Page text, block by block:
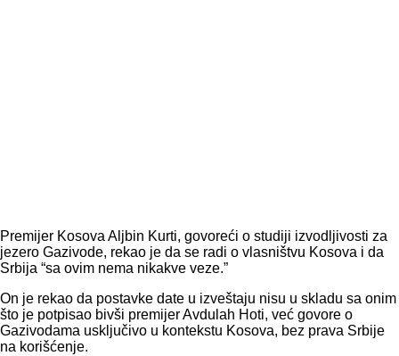
Premijer Kosova Aljbin Kurti, govoreći o studiji izvodljivosti za
jezero Gazivode, rekao je da se radi o vlasništvu Kosova i da
Srbija “sa ovim nema nikakve veze.”
On je rekao da postavke date u izveštaju nisu u skladu sa onim
što je potpisao bivši premijer Avdulah Hoti, već govore o
Gazivodama usključivo u kontekstu Kosova, bez prava Srbije
na korišćenje.